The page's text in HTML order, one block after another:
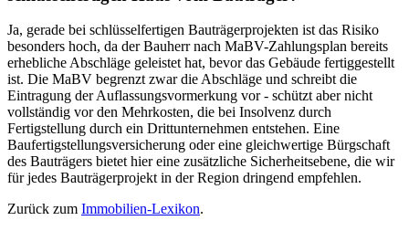
Ja, gerade bei schlüsselfertigen Bauträgerprojekten ist das Risiko
besonders hoch, da der Bauherr nach MaBV-Zahlungsplan bereits
erhebliche Abschläge geleistet hat, bevor das Gebäude fertiggestellt
ist. Die MaBV begrenzt zwar die Abschläge und schreibt die
Eintragung der Auflassungsvormerkung vor - schützt aber nicht
vollständig vor den Mehrkosten, die bei Insolvenz durch
Fertigstellung durch ein Drittunternehmen entstehen. Eine
Baufertigstellungsversicherung oder eine gleichwertige Bürgschaft
des Bauträgers bietet hier eine zusätzliche Sicherheitsebene, die wir
für jedes Bauträgerprojekt in der Region dringend empfehlen.
Zurück zum Immobilien-Lexikon.